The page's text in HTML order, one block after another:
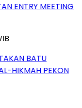
ENTRY MEETING
BATU
HIKMAH PEKON